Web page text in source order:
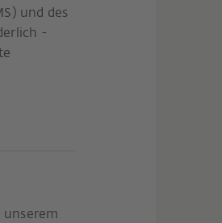
und des
-